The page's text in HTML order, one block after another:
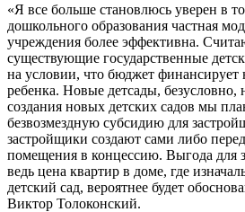
«Я все больше становлюсь уверен в
дошкольного образования частная
учреждения более эффективна.
существующие государственные
на условии, что бюджет финансирует
ребенка. Новые детсады, безусловно,
создания новых детских садов мы
безвозмездную субсидию для
застройщики создают сами либо
помещения в концессию. Выгода для
ведь цена квартир в доме, где
детский сад, вероятнее будет
Виктор Толоконский.